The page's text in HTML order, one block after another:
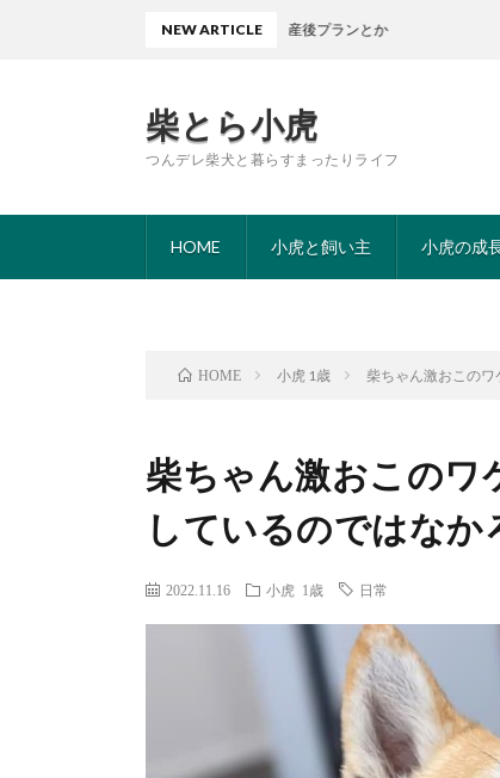
柴とら小虎
つんデレ柴犬と暮らすまったりライフ
HOME 小虎と飼い主 小虎の成
NEW ARTICLE
バースプランとか愛犬込みの産後プランとか
HOME 小虎 1歳 柴ちゃん激おこのワ
柴ちゃん激おこのワ
しているのではなか
2022.11.16 小虎 1歳 日常